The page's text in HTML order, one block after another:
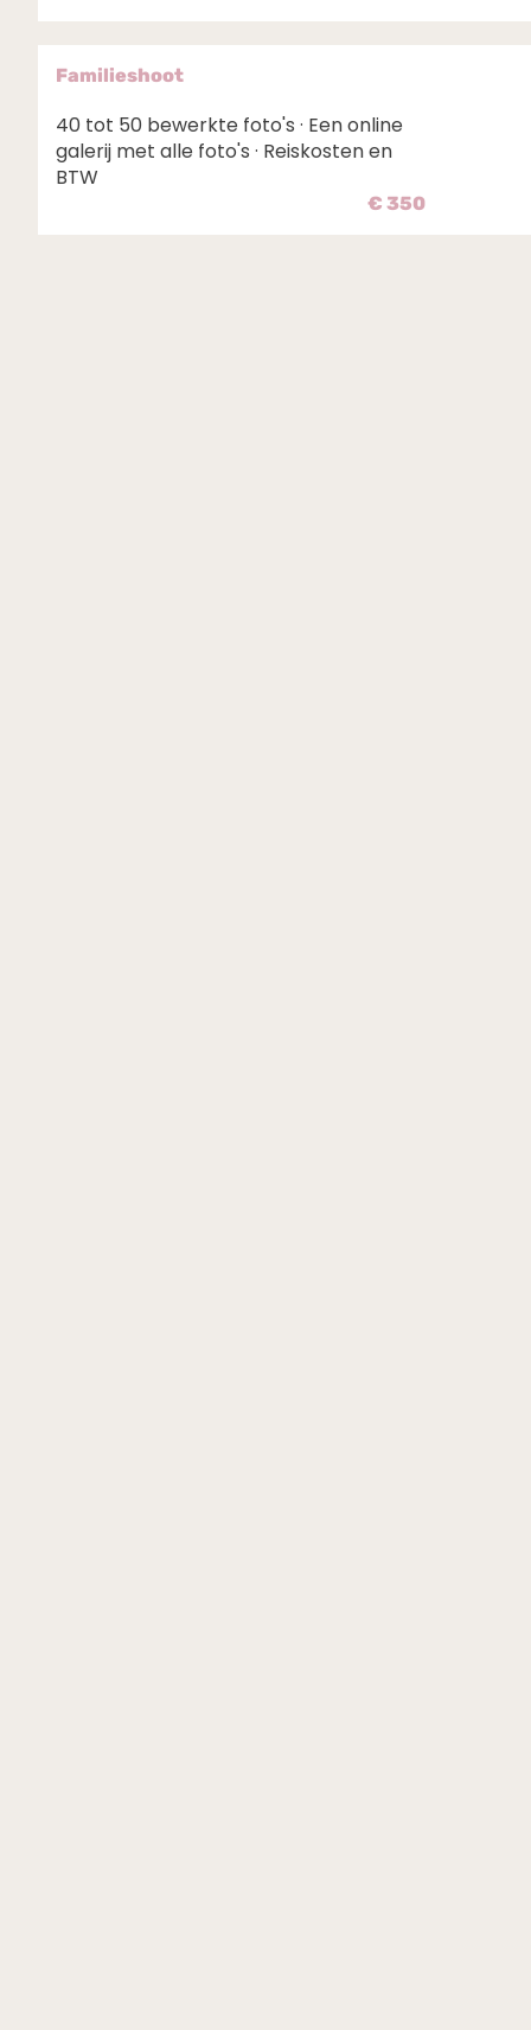
Familieshoot
40 tot 50 bewerkte foto's · Een online
galerij met alle foto's · Reiskosten en
BTW
€ 350